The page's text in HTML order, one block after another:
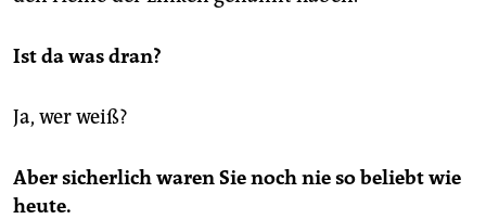
Ist da was dran?
Ja, wer weiß?
Aber sicherlich waren Sie noch nie so beliebt wie
heute.